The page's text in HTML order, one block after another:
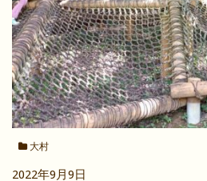
大村
2022年9月9日